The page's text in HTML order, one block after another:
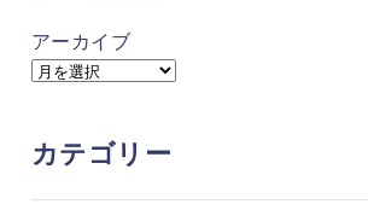
アーカイブ
カテゴリー